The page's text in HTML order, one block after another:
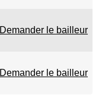
Demander le bailleur
Demander le bailleur